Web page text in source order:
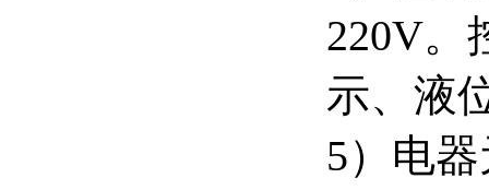
220V。
示、液
5）电